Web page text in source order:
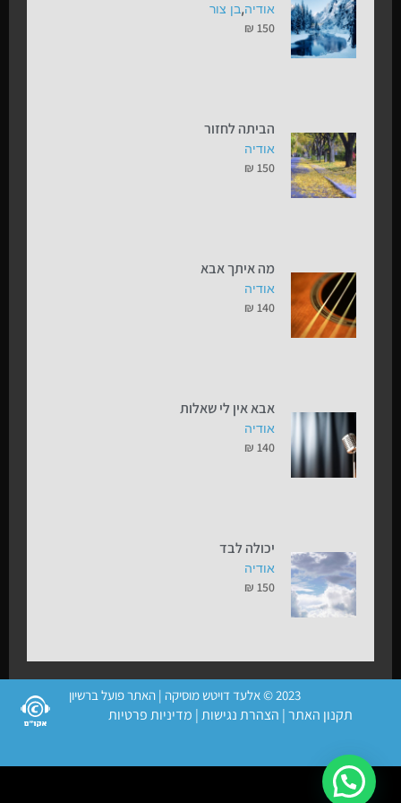
אודיה,בן צור
₪ 150
הביתה לחזור
אודיה
₪ 150
מה איתך אבא
אודיה
₪ 140
אבא אין לי שאלות
אודיה
₪ 140
יכולה לבד
אודיה
₪ 150
2023 © אלעד דויטש מוסיקה | האתר פועל ברשיון
תקנון האתר| הצהרת נגישות| מדיניות פרטיות